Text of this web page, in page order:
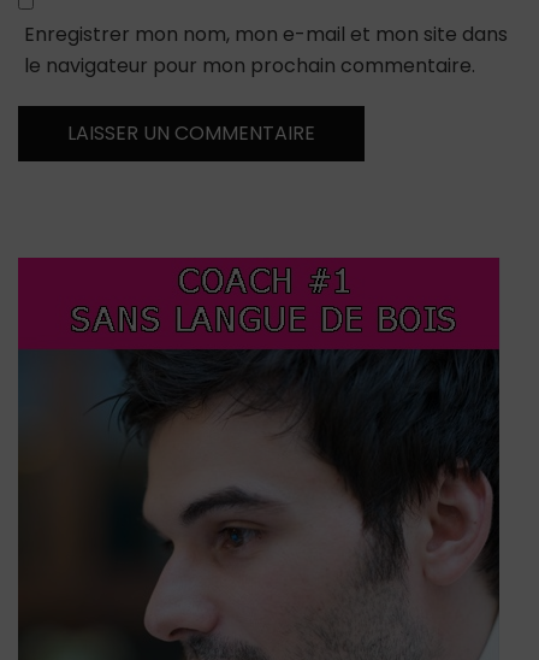
Enregistrer mon nom, mon e-mail et mon site dans
le navigateur pour mon prochain commentaire.